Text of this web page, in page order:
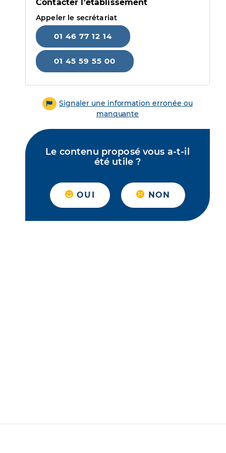
Contacter l'établissement
Appeler le secrétariat
01 46 77 12 14
01 45 59 55 00
Signaler une information erronée ou
manquante
Le contenu proposé vous a-t-il
été utile ?
OUI NON